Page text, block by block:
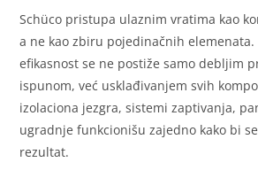
Schüco pristupa ulaznim vratima kao
a ne kao zbiru pojedinačnih elemenata.
efikasnost se ne postiže samo debljim
ispunom, već usklađivanjem svih
izolaciona jezgra, sistemi zaptivanja,
ugradnje funkcionišu zajedno kako bi
rezultat.